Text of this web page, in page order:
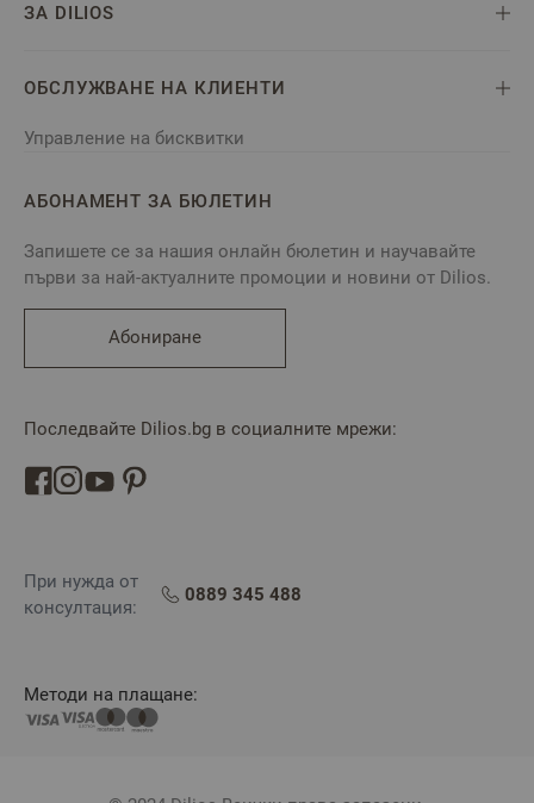
ЗА DILIOS
ОБСЛУЖВАНЕ НА КЛИЕНТИ
Управление на бисквитки
АБОНАМЕНТ ЗА БЮЛЕТИН
Запишете се за нашия онлайн бюлетин и научавайте
първи за най-актуалните промоции и новини от Dilios.
Абониране
Последвайте Dilios.bg в социалните мрежи:
При нужда от
консултация:
0889 345 488
Методи на плащане: